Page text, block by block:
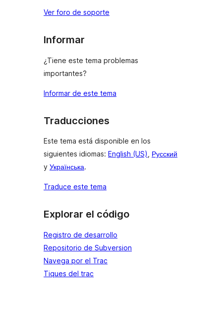
Ver foro de soporte
Informar
¿Tiene este tema problemas
importantes?
Informar de este tema
Traducciones
Este tema está disponible en los
siguientes idiomas: English (US), Русский
y Українська.
Traduce este tema
Explorar el código
Registro de desarrollo
Repositorio de Subversion
Navega por el Trac
Tiques del trac